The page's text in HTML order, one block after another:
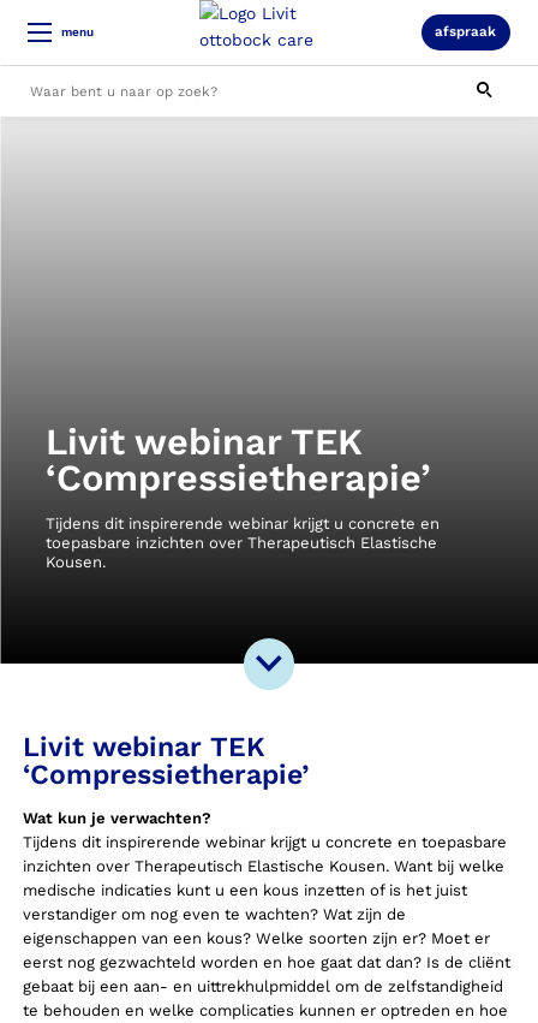
menu afspraak
Livit webinar TEK
‘Compressietherapie’
Tijdens dit inspirerende webinar krijgt u concrete en
toepasbare inzichten over Therapeutisch Elastische
Kousen.
Livit webinar TEK
‘Compressietherapie’
Wat kun je verwachten?
Tijdens dit inspirerende webinar krijgt u concrete en toepasbare
inzichten over Therapeutisch Elastische Kousen. Want bij welke
medische indicaties kunt u een kous inzetten of is het juist
verstandiger om nog even te wachten? Wat zijn de
eigenschappen van een kous? Welke soorten zijn er? Moet er
eerst nog gezwachteld worden en hoe gaat dat dan? Is de cliënt
gebaat bij een aan- en uittrekhulpmiddel om de zelfstandigheid
te behouden en welke complicaties kunnen er optreden en hoe